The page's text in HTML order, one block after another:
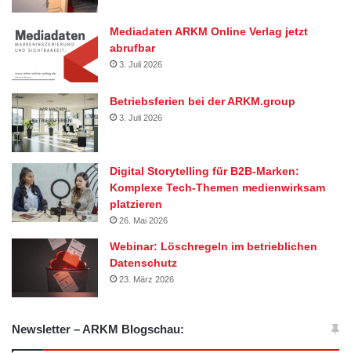
Mediadaten ARKM Online Verlag jetzt
abrufbar
3. Juli 2026
Betriebsferien bei der ARKM.group
3. Juli 2026
Digital Storytelling für B2B-Marken:
Komplexe Tech-Themen medienwirksam
platzieren
26. Mai 2026
Webinar: Löschregeln im betrieblichen
Datenschutz
23. März 2026
Newsletter – ARKM Blogschau: